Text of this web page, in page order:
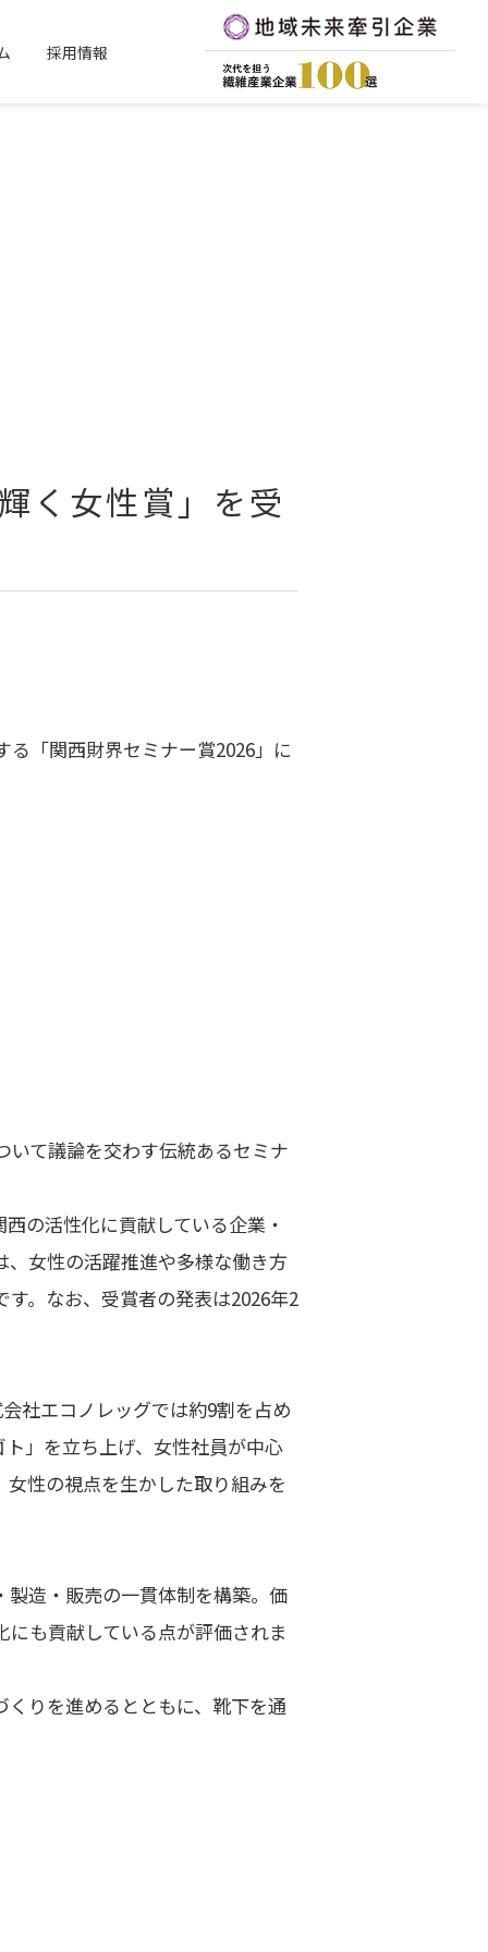
採用情報
く女性賞」を受
「関西財界セミナー賞2026」に
て議論を交わす伝統あるセミナ
の活性化に貢献している企業・
女性の活躍推進や多様な働き方
。なお、受賞者の発表は2026年2
社エコノレッグでは約9割を占め
」を立ち上げ、女性社員が中心
性の視点を生かした取り組みを
造・販売の一貫体制を構築。価
も貢献している点が評価されま
りを進めるとともに、靴下を通